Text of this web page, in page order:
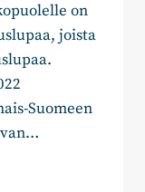
on
joista
Suomeen